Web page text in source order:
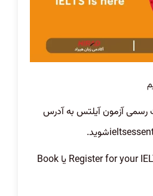
رسمی آزمون آیلتس به آدرس
شوید.
Register for your یا Book